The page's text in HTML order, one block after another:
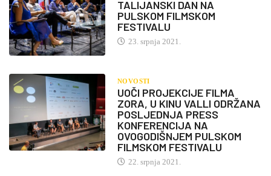
TALIJANSKI DAN NA
PULSKOM FILMSKOM
FESTIVALU
23. srpnja 2021.
NOVOSTI
UOČI PROJEKCIJE FILMA
ZORA, U KINU VALLI ODRŽANA
POSLJEDNJA PRESS
KONFERENCIJA NA
OVOGODIŠNJEM PULSKOM
FILMSKOM FESTIVALU
22. srpnja 2021.